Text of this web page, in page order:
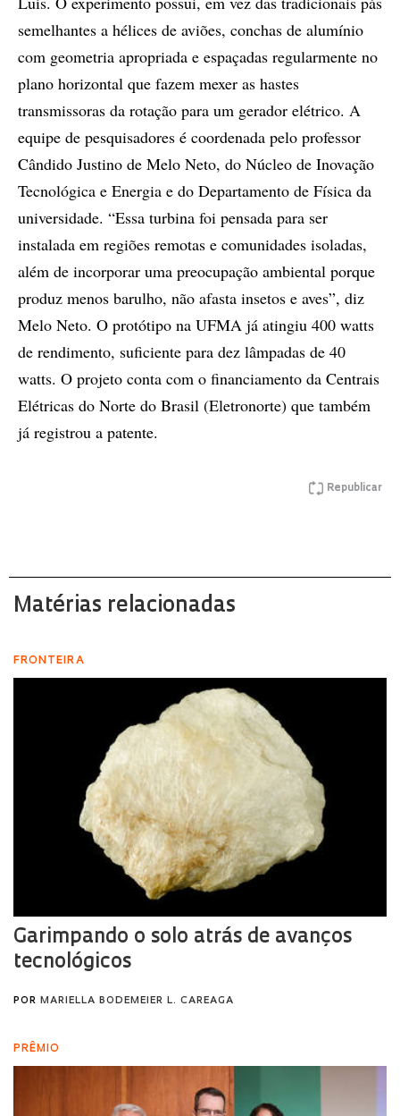
semelhantes a hélices de aviões, conchas de alumínio
com geometria apropriada e espaçadas regularmente no
plano horizontal que fazem mexer as hastes
transmissoras da rotação para um gerador elétrico. A
equipe de pesquisadores é coordenada pelo professor
Cândido Justino de Melo Neto, do Núcleo de Inovação
Tecnológica e Energia e do Departamento de Física da
universidade. “Essa turbina foi pensada para ser
instalada em regiões remotas e comunidades isoladas,
além de incorporar uma preocupação ambiental porque
produz menos barulho, não afasta insetos e aves”, diz
Melo Neto. O protótipo na UFMA já atingiu 400 watts
de rendimento, suficiente para dez lâmpadas de 40
watts. O projeto conta com o financiamento da Centrais
Elétricas do Norte do Brasil (Eletronorte) que também
já registrou a patente.
Republicar